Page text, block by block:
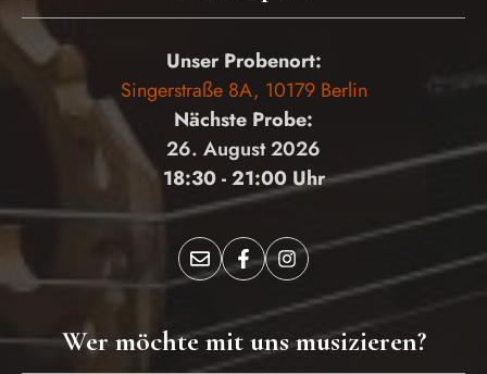
Unser Probenort:
Singerstraße 8A, 10179 Berlin
Nächste Probe:
26. August 2026
18:30 - 21:00 Uhr
Wer möchte mit uns musizieren?